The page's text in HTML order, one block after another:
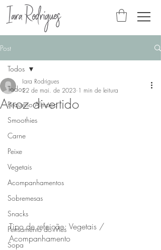
Post
Todos
Pequeno Almoço
Smoothies
Carne
Peixe
Vegetais
Acompanhamentos
Sobremesas
Snacks
Pensamento do Mês
Sopa
Todos
Arroz divertido
Iara Rodrigues
22 de mai. de 2023 1 min de leitura
Tipo de refeição: Vegetais /
Acompanhamento